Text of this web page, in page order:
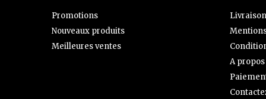
Promotions
Nouveaux produits
Meilleures ventes
Livraison
A propos